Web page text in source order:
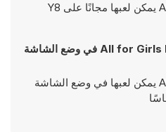
نعم، All for Girls Love Tester يمكن لعبها مجانًا على Y8
هل يمكن لعب All for Girls Love Tester في وضع الشاشة
نعم، All for Girls Love Tester يمكن لعبها في وضع الشاشة